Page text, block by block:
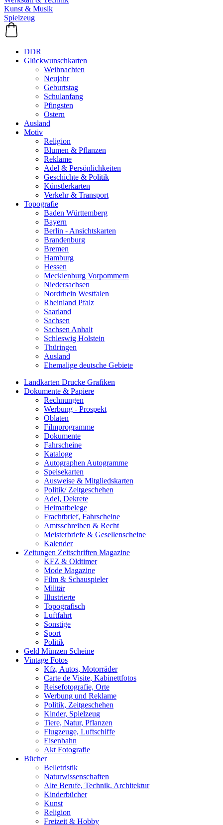
Kunst & Musik
Spielzeug
DDR
Glückwunschkarten
Weihnachten
Neujahr
Geburtstag
Schulanfang
Pfingsten
Ostern
Ausland
Motiv
Religion
Blumen & Pflanzen
Reklame
Adel & Persönlichkeiten
Geschichte & Politik
Künstlerkarten
Verkehr & Transport
Topografie
Baden Württemberg
Bayern
Berlin - Ansichtskarten
Brandenburg
Bremen
Hamburg
Hessen
Mecklenburg Vorpommern
Niedersachsen
Nordrhein Westfalen
Rheinland Pfalz
Saarland
Sachsen
Sachsen Anhalt
Schleswig Holstein
Thüringen
Ausland
Ehemalige deutsche Gebiete
Landkarten Drucke Grafiken
Dokumente & Papiere
Rechnungen
Werbung - Prospekt
Oblaten
Filmprogramme
Dokumente
Fahrscheine
Kataloge
Autographen Autogramme
Speisekarten
Ausweise & Mitgliedskarten
Politik/ Zeitgeschehen
Adel, Dekrete
Heimatbelege
Frachtbrief, Fahrscheine
Amtsschreiben & Recht
Meisterbriefe & Gesellenscheine
Kalender
Zeitungen Zeitschriften Magazine
KFZ & Oldtimer
Mode Magazine
Film & Schauspieler
Militär
Illustrierte
Topografisch
Luftfahrt
Sonstige
Sport
Politik
Geld Münzen Scheine
Vintage Fotos
Kfz, Autos, Motorräder
Carte de Visite, Kabinettfotos
Reisefotografie, Orte
Werbung und Reklame
Politik, Zeitgeschehen
Kinder, Spielzeug
Tiere, Natur, Pflanzen
Flugzeuge, Luftschiffe
Eisenbahn
Akt Fotografie
Bücher
Belletristik
Naturwissenschaften
Alte Berufe, Technik. Architektur
Kinderbücher
Kunst
Religion
Freizeit & Hobby